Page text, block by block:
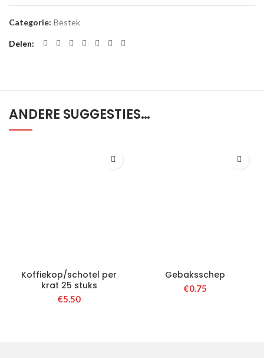
Categorie: Bestek
Delen
ANDERE SUGGESTIES…
Koffiekop/schotel per
krat 25 stuks
€5.50
Gebaksschep
€0.75